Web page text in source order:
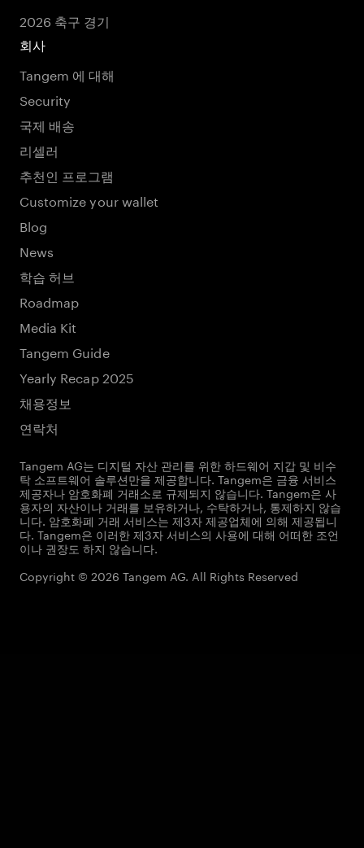
2026 축구 경기
회사
Tangem 에 대해
Security
국제 배송
리셀러
추천인 프로그램
Customize your wallet
Blog
News
학습 허브
Roadmap
Media Kit
Tangem Guide
Yearly Recap 2025
채용정보
연락처
Tangem AG는 디지털 자산 관리를 위한 하드웨어 지갑 및 비수
탁 소프트웨어 솔루션만을 제공합니다. Tangem은 금융 서비스
제공자나 암호화폐 거래소로 규제되지 않습니다. Tangem은 사
용자의 자산이나 거래를 보유하거나, 수탁하거나, 통제하지 않습
니다. 암호화폐 거래 서비스는 제3자 제공업체에 의해 제공됩니
다. Tangem은 이러한 제3자 서비스의 사용에 대해 어떠한 조언
이나 권장도 하지 않습니다.